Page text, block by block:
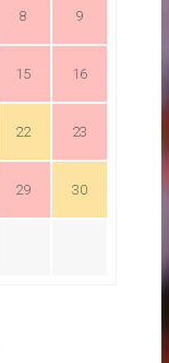
8 9
15 16
22 23
29 30